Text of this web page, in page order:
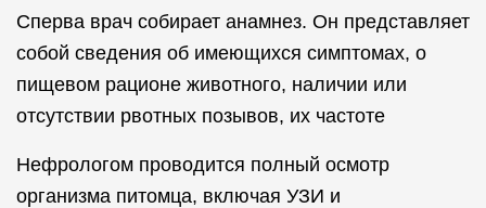
Сперва врач собирает анамнез. Он представляет
собой сведения об имеющихся симптомах, о
пищевом рационе животного, наличии или
отсутствии рвотных позывов, их частоте
Нефрологом проводится полный осмотр
организма питомца, включая УЗИ и